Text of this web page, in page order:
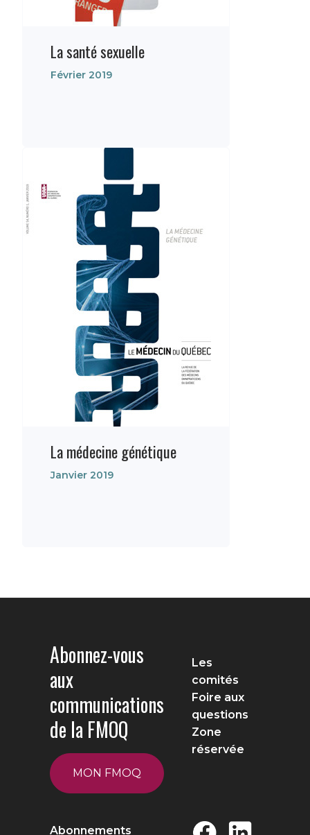
La santé sexuelle
Février 2019
La médecine génétique
Janvier 2019
Abonnez-vous
aux
communications
de la FMOQ
MON FMOQ
Les
comités
Foire aux
questions
Zone
réservée
Abonnements